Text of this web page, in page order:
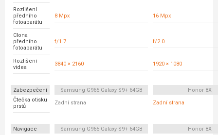
Rozlišení
předního
fotoaparátu
8 Mpx 16 Mpx
Clona
předního
fotoaparátu
f/1.7 f/2.0
Rozlišení
videa
3840 × 2160 1920 × 1080
Zabezpečení Samsung G965 Galaxy S9+ 64GB
Honor 8X
Čtečka otisku
prstů
Zadní strana Zadní strana
Navigace Samsung G965 Galaxy S9+ 64GB
Honor 8X